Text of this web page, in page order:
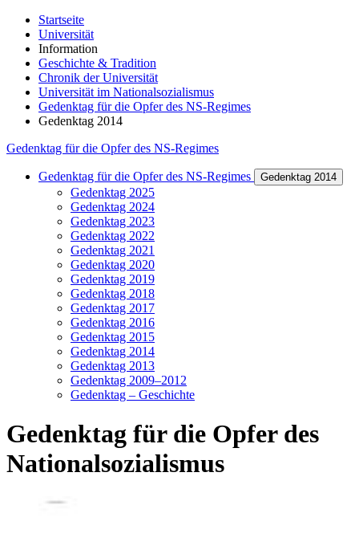
Startseite
Universität
Information
Geschichte & Tradition
Chronik der Universität
Universität im Nationalsozialismus
Gedenktag für die Opfer des NS-Regimes
Gedenktag 2014
Gedenktag für die Opfer des NS-Regimes
Gedenktag für die Opfer des NS-Regimes Gedenktag 2014
Gedenktag 2025
Gedenktag 2024
Gedenktag 2023
Gedenktag 2022
Gedenktag 2021
Gedenktag 2020
Gedenktag 2019
Gedenktag 2018
Gedenktag 2017
Gedenktag 2016
Gedenktag 2015
Gedenktag 2014
Gedenktag 2013
Gedenktag 2009–2012
Gedenktag – Geschichte
Gedenktag für die Opfer des
Nationalsozialismus